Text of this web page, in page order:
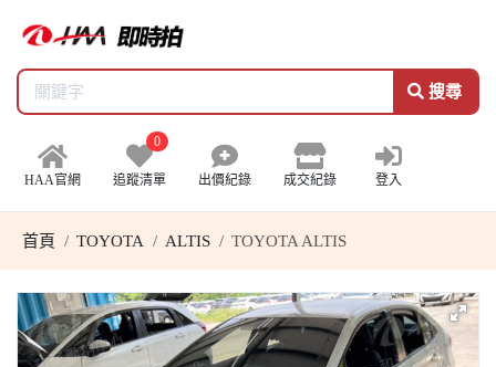
搜尋
HAA官網
0
追蹤清單 出價紀錄 成交紀錄 登入
首頁 TOYOTA ALTIS TOYOTA ALTIS